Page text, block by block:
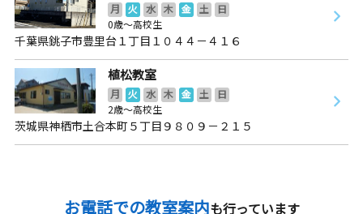
月 火 水 木 金 土
日
0歳～高校生
千葉県銚子市豊里台１丁目１０４４－４１６
植松教室
月 火 水 木 金 土
日
2歳～高校生
茨城県神栖市土合本町５丁目９８０９－２１５
お電話での教室案内も行っています